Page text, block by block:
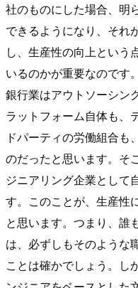
社のものにした場合、明
できるようになり、それ
し、生産性の向上という
いるのかが重要なのです
銀行業はアウトソーシン
ラットフォーム自体も、
ドパーティの労働組合も
のだったと思います。そ
ジニアリング企業として
す。このことが、生産性
と思います。つまり、誰
は、必ずしもそのような
ことは確かでしょう。し